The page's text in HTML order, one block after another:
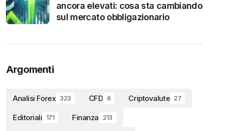
ancora elevati: cosa sta cambiando
sul mercato obbligazionario
Argomenti
Analisi Forex 323 CFD 6 Criptovalute 27
Editoriali 171 Finanza 213